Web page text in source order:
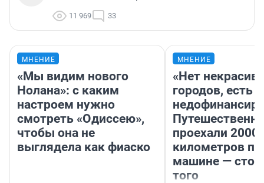
11 969 33
МНЕНИЕ
«Мы видим нового
Нолана»: с каким
настроем нужно
смотреть «Одиссею»,
чтобы она не
выглядела как фиаско
МНЕНИЕ
«Нет
городов, есть
проехали 2000
километров по
машине —
того